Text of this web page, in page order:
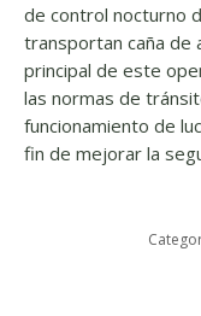
de control nocturno
transportan caña de
principal de este
las normas de
funcionamiento de
fin de mejorar la